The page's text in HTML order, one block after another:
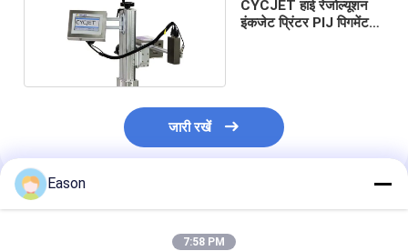
CYCJET हाई रेजोल्यूशन
इंकजेट प्रिंटर PIJ पिगमेंट
जारी रखें
अनुशंसित उत्पाद
Eason
7:58 PM